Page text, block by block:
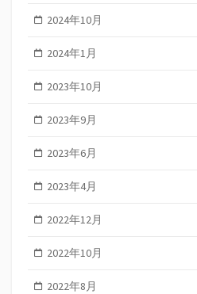
2024年10月
2024年1月
2023年10月
2023年9月
2023年6月
2023年4月
2022年12月
2022年10月
2022年8月